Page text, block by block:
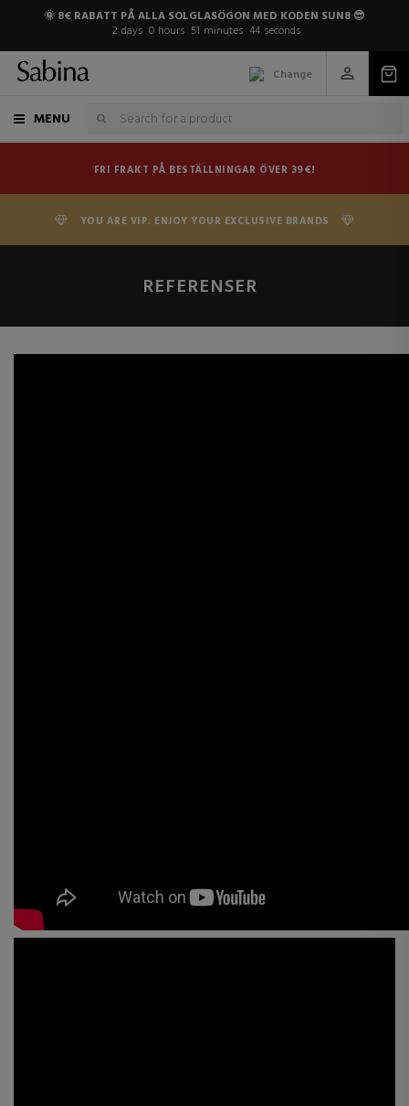
🌞 8€ RABATT PÅ ALLA SOLGLASÖGON MED KODEN SUN8 😎
2 days 0 hours 51 minutes 44 seconds
Change
MENU
FRI FRAKT PÅ BESTÄLLNINGAR ÖVER 39€!
YOU ARE VIP. ENJOY YOUR EXCLUSIVE BRANDS
REFERENSER